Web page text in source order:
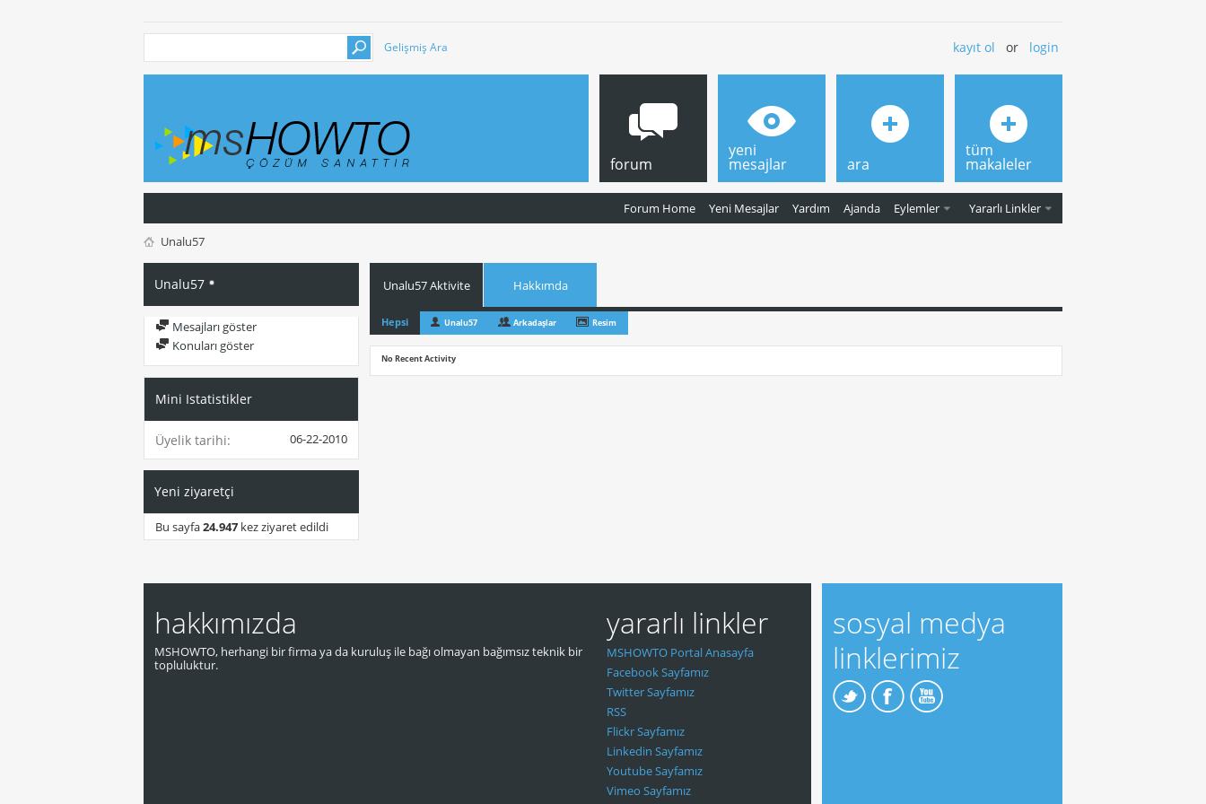
Gelişmiş Ara kayıt ol or login
forum
Forum Home Yeni Mesajlar Yardım Ajanda Eylemler Yararlı Linkler
yeni
mesajlar ara
tüm
makaleler
Unalu57
Unalu57
Mesajları göster
Konuları göster
Mini Istatistikler
Üyelik tarihi 06-22-2010
Yeni ziyaretçi
Bu sayfa24.947 kez ziyaret edildi
Unalu57 Aktivite Hakkımda
Hepsi Unalu57 Arkadaşlar Resim
No Recent Activity
hakkımızda
MSHOWTO, herhangi bir firma ya da kuruluş ile bağı olmayan bağımsız teknik bir
topluluktur.
yararlı linkler
MSHOWTO Portal Anasayfa
Facebook Sayfamız
Twitter Sayfamız
RSS
Flickr Sayfamız
Linkedin Sayfamız
Youtube Sayfamız
Vimeo Sayfamız
sosyal medya
linklerimiz